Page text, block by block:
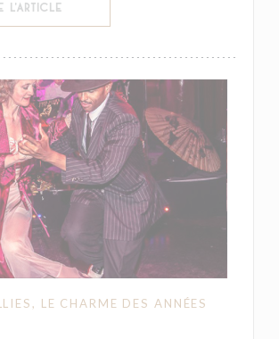
L'ARTICLE((OUVRE UNE NOUVELLE FENÊTRE))
LE CHARME DES ANNÉES